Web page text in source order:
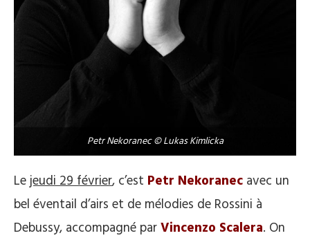
Petr Nekoranec © Lukas Kimlicka
Lejeudi 29 février, c’est Petr Nekoranec avec un
bel éventail d’airs et de mélodies de Rossini à
Debussy, accompagné parVincenzo Scalera. On